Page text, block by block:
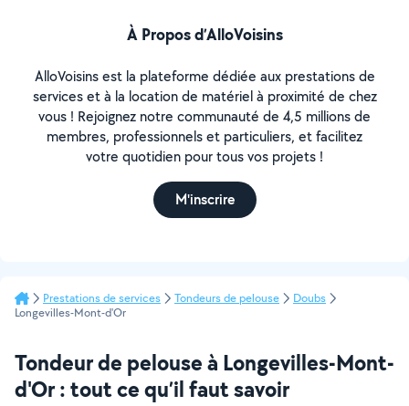
À Propos d’AlloVoisins
AlloVoisins est la plateforme dédiée aux prestations de
services et à la location de matériel à proximité de chez
vous ! Rejoignez notre communauté de 4,5 millions de
membres, professionnels et particuliers, et facilitez
votre quotidien pour tous vos projets !
M'inscrire
Prestations de services Tondeurs de pelouse
Doubs
Longevilles-Mont-d'Or
Tondeur de pelouse à Longevilles-Mont-
d'Or : tout ce qu’il faut savoir